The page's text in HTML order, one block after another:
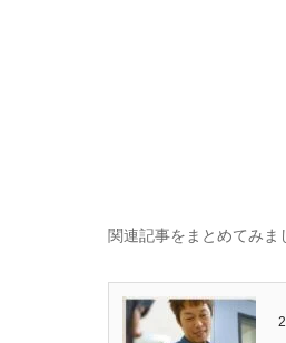
関連記事をまとめてみま